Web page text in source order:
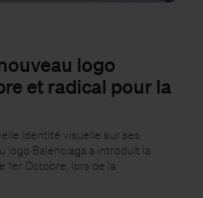
logo
et radical pour la
identité visuelle sur ses
logo Balenciaga a introduit la
1er Octobre, lors de la